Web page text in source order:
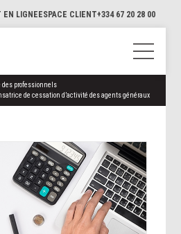
EN LIGNEESPACE CLIENT+334 67 20 28 00
des professionnels
de cessation d’activité des agents généraux